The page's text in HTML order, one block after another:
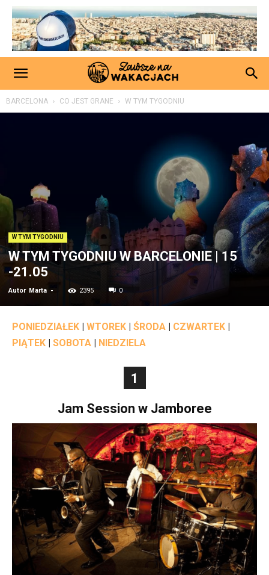
BARCELONA CO JEST GRANE W TYM TYGODNIU
W TYM TYGODNIU
W TYM TYGODNIU W BARCELONIE | 15
-21.05
Autor Marta - 2395 0
PONIEDZIAŁEK | WTOREK | ŚRODA | CZWARTEK |
PIĄTEK | SOBOTA | NIEDZIELA
1
Jam Session w Jamboree